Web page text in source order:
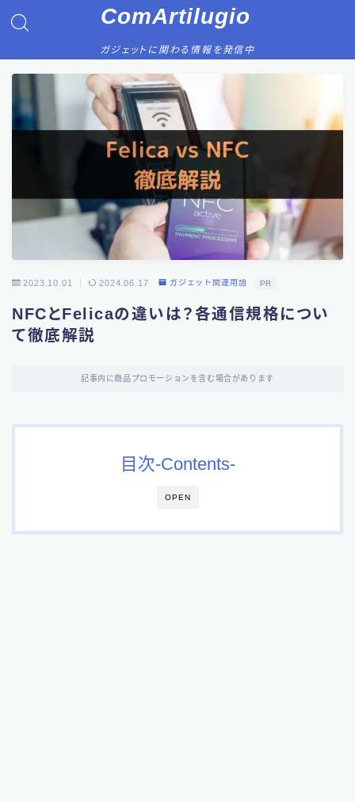
ComArtilugio
ガジェットに関わる情報を発信中
2023.10.01 2024.06.17 ガジェット関連用語 PR
NFCとFelicaの違いは？各通信規格につい
て徹底解説
記事内に商品プロモーションを含む場合があります
OPEN
目次-Contents-